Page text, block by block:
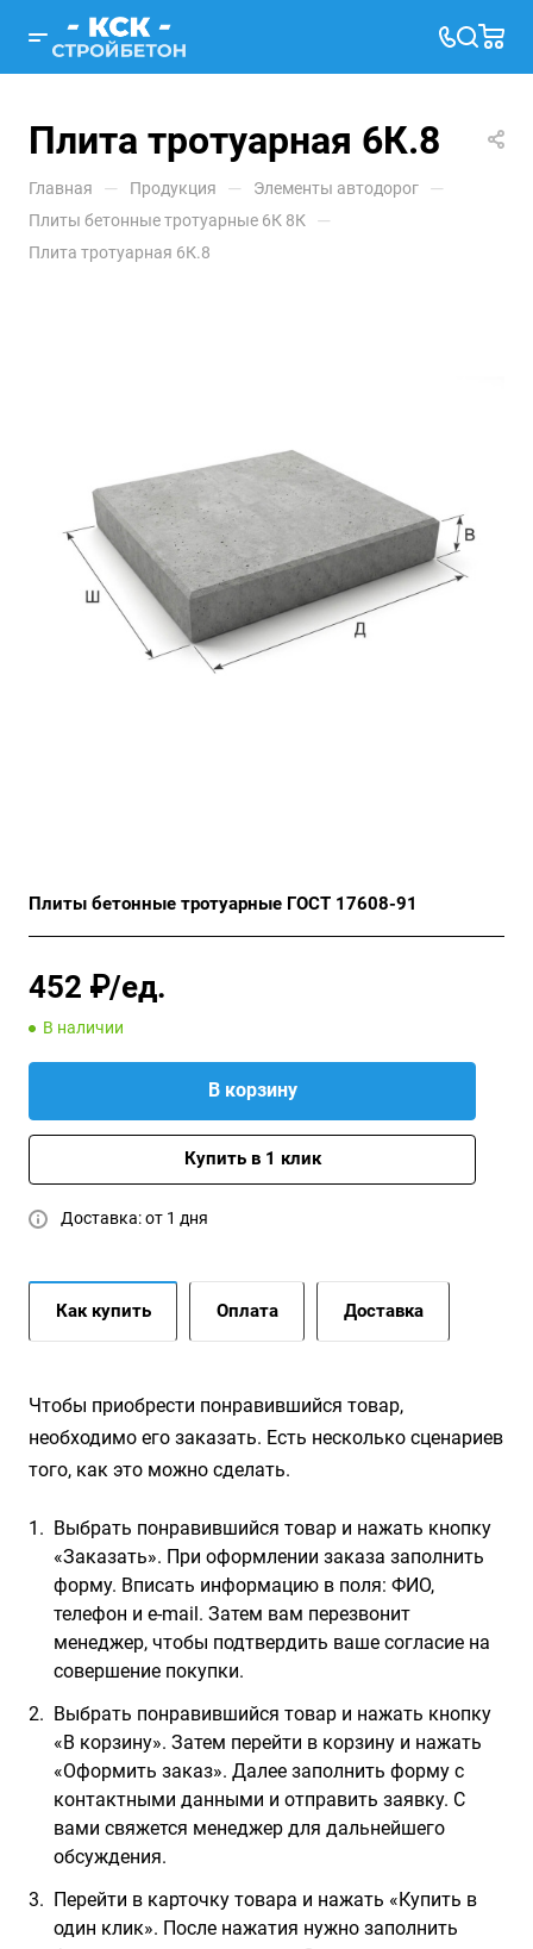
Плита тротуарная 6К.8
Главная — Продукция — Элементы автодорог —
Плиты бетонные тротуарные 6К 8К —
Плита тротуарная 6К.8
Плиты бетонные тротуарные ГОСТ 17608-91
452 ₽/ед.
В наличии
В корзину
Купить в 1 клик
Доставка: от 1 дня
Как купить Оплата Доставка
Чтобы приобрести понравившийся товар,
необходимо его заказать. Есть несколько сценариев
того, как это можно сделать.
Выбрать понравившийся товар и нажать кнопку
«Заказать». При оформлении заказа заполнить
форму. Вписать информацию в поля: ФИО,
телефон и e-mail. Затем вам перезвонит
менеджер, чтобы подтвердить ваше согласие на
совершение покупки.
Выбрать понравившийся товар и нажать кнопку
«В корзину». Затем перейти в корзину и нажать
«Оформить заказ». Далее заполнить форму с
контактными данными и отправить заявку. С
вами свяжется менеджер для дальнейшего
обсуждения.
Перейти в карточку товара и нажать «Купить в
один клик». После нажатия нужно заполнить